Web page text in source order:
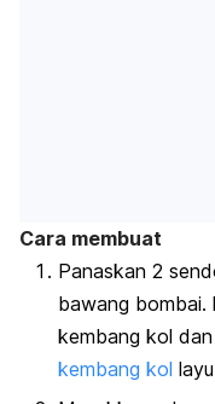
Cara membuat
Panaskan 2
bawang bombai.
kembang kol
kembang kol